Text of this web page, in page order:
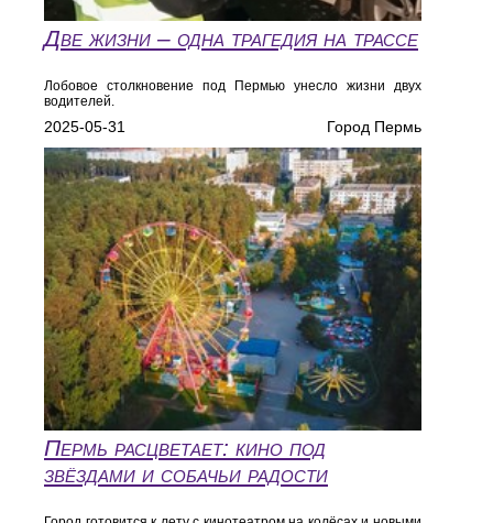
Две жизни – одна трагедия на трассе
Лобовое столкновение под Пермью унесло жизни двух
водителей.
2025-05-31 Город Пермь
Пермь расцветает: кино под
звёздами и собачьи радости